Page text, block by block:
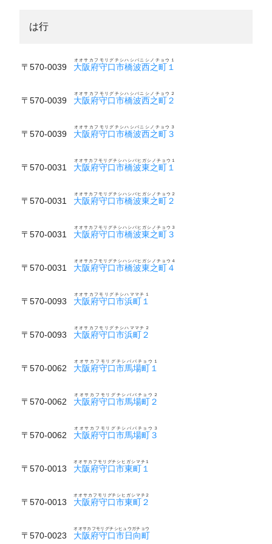
は行
〒570-0039 大阪府守口市橋波西之町１
オオサカフモリグチシハシバニシノチョウ１
〒570-0039 大阪府守口市橋波西之町２
オオサカフモリグチシハシバニシノチョウ２
〒570-0039 大阪府守口市橋波西之町３
オオサカフモリグチシハシバニシノチョウ３
〒570-0031 大阪府守口市橋波東之町１
オオサカフモリグチシハシバヒガシノチョウ１
〒570-0031 大阪府守口市橋波東之町２
オオサカフモリグチシハシバヒガシノチョウ２
〒570-0031 大阪府守口市橋波東之町３
オオサカフモリグチシハシバヒガシノチョウ３
〒570-0031 大阪府守口市橋波東之町４
オオサカフモリグチシハシバヒガシノチョウ４
〒570-0093 大阪府守口市浜町１
オオサカフモリグチシハママチ１
〒570-0093 大阪府守口市浜町２
オオサカフモリグチシハママチ２
〒570-0062 大阪府守口市馬場町１
オオサカフモリグチシババチョウ１
〒570-0062 大阪府守口市馬場町２
オオサカフモリグチシババチョウ２
〒570-0062 大阪府守口市馬場町３
オオサカフモリグチシババチョウ３
〒570-0013 大阪府守口市東町１
オオサカフモリグチシヒガシマチ１
〒570-0013 大阪府守口市東町２
オオサカフモリグチシヒガシマチ２
〒570-0023 大阪府守口市日向町
オオサカフモリグチシヒュウガチョウ